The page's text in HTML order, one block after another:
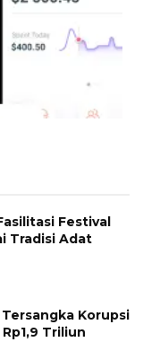
Festival
Tradisi Adat
Korupsi
Triliun